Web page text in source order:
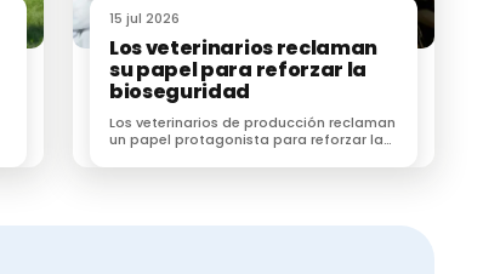
15 jul 2026
Los veterinarios reclaman
su papel para reforzar la
bioseguridad
Los veterinarios de producción reclaman
un papel protagonista para reforzar la
ganaderas